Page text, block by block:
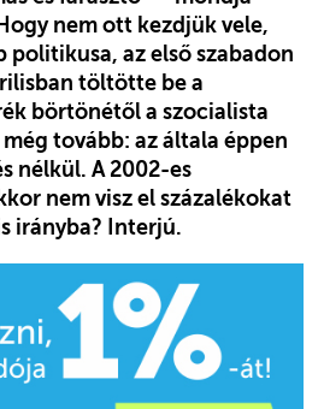
nem ott kezdjük vele,
politikusa, az első szabadon
töltötte be a
börtönétől a szocialista
tovább: az általa éppen
nélkül. A 2002-es
nem visz el százalékokat
irányba? Interjú.